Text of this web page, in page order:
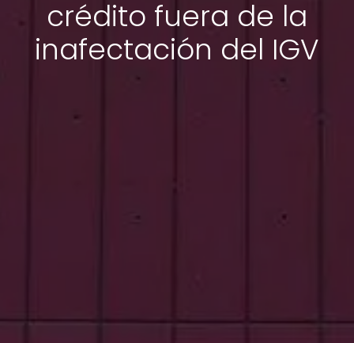
crédito fuera de la
inafectación del IGV